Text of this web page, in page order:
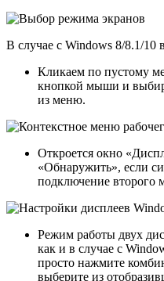
В случае с Windows 8/8.1/10
Кликаем по пустому
кнопкой мыши и
из меню.
Откроется окно
«Обнаружить», если
подключение второго
Режим работы двух
как и в случае с
просто нажмите
выберите из